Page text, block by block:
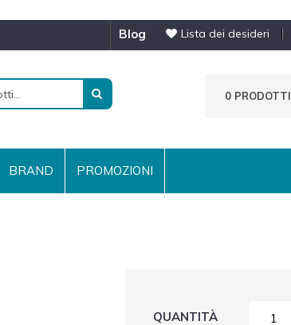
Lista dei desideri
blog
0 PRODOTTI
BRAND PROMOZIONI
QUANTITÀ